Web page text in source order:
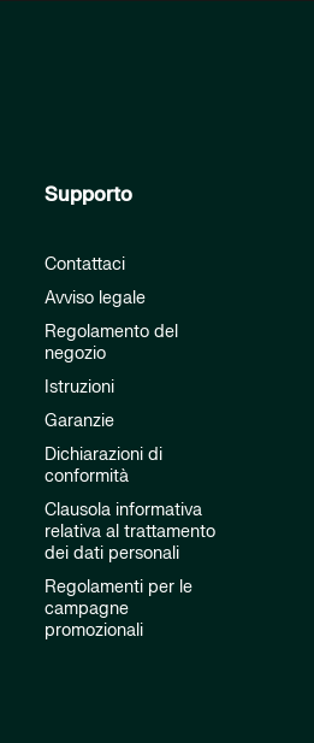
Supporto
Contattaci
Avviso legale
Regolamento del
negozio
Istruzioni
Garanzie
Dichiarazioni di
conformità
Clausola informativa
relativa al trattamento
dei dati personali
Regolamenti per le
campagne
promozionali